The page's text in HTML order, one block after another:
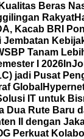
Beras
Rakyat
Kacab BRI
Jembatan
Tanam
I 2026
jadi Pusat
Global
IT untuk
Dua Rute Baru
II dengan
Perkuat